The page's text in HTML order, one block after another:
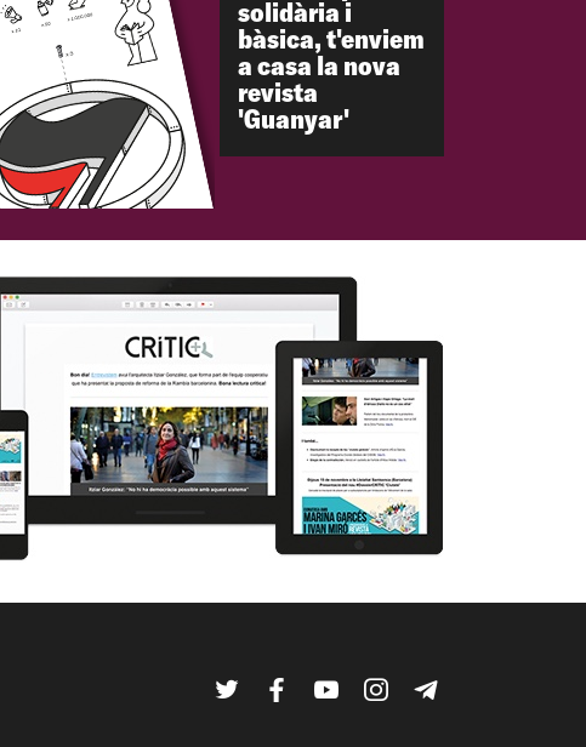
solidària i
bàsica, t'enviem
a casa la nova
revista
'Guanyar'
TwitterFacebook
YouTubeInstagram